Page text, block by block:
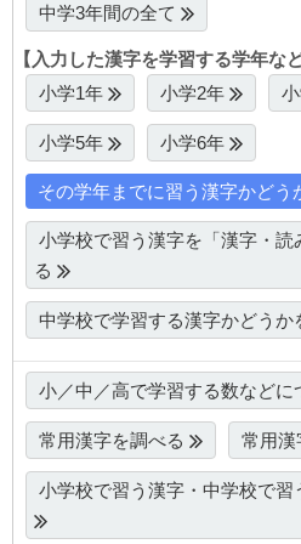
中学3年間の全て
【入力した漢字を学習する学年な
小学1年
小学2年
小学5年 小学6年
その学年までに習う漢字かどう
小学校で習う漢字を「漢字・
る
中学校で学習する漢字かどうか
小／中／高で学習する数などに
常用漢字を調べる 常用漢
小学校で習う漢字・中学校で習